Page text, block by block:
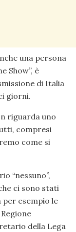
una persona
Show”, è
di Italia
giorni.
riguarda uno
compresi
come si
“nessuno”,
ci sono stati
esempio le
della Lega